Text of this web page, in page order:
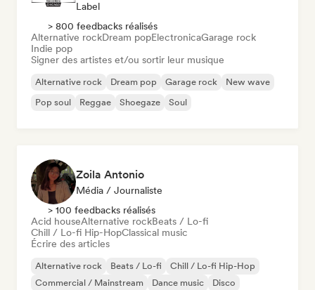
Label
> 800 feedbacks réalisés
Alternative rockDream popElectronicaGarage rock
Indie pop
Signer des artistes et/ou sortir leur musique
Alternative rock Dream pop Garage rock
New wave
Pop soul
Reggae Shoegaze Soul
Zoila Antonio
Média / Journaliste
> 100 feedbacks réalisés
Acid houseAlternative rockBeats / Lo-fi
Chill / Lo-fi Hip-HopClassical music
Écrire des articles
Alternative rock Beats / Lo-fi
Chill / Lo-fi Hip-Hop
Commercial / Mainstream
Dance music
Disco